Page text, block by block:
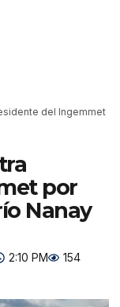
del Ingemmet
por
Nanay
2:10 PM 154